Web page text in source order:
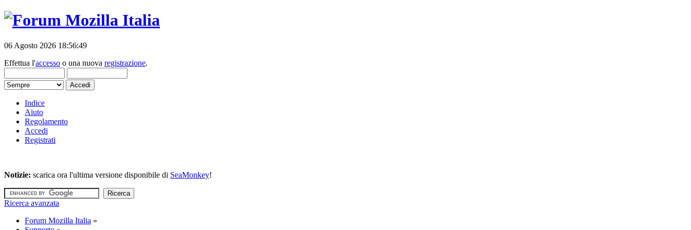
06 Agosto 2026 18:56:49
Effettua l'accesso o una nuova registrazione.
Indice
Aiuto
Regolamento
Accedi
Registrati
Notizie: scarica ora l'ultima versione disponibile di SeaMonkey!
Ricerca avanzata
Forum Mozilla Italia »